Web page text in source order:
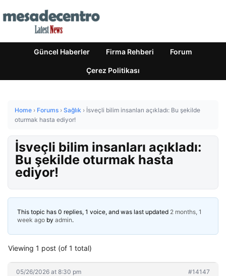
Güncel Haberler Firma Rehberi Forum
Çerez Politikası
Home › Forums › Sağlık › İsveçli bilim insanları açıkladı: Bu şekilde
oturmak hasta ediyor!
İsveçli bilim insanları açıkladı:
Bu şekilde oturmak hasta
ediyor!
This topic has 0 replies, 1 voice, and was last updated 2 months, 1
week ago by admin.
Viewing 1 post (of 1 total)
05/26/2026 at 8:30 pm #14147